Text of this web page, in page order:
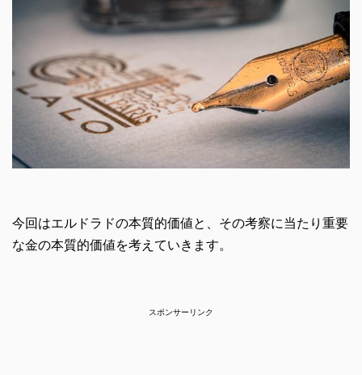
今回はエルドラドの本質的価値と、その考察に当たり重要
な金の本質的価値を考えていきます。
スポンサーリンク